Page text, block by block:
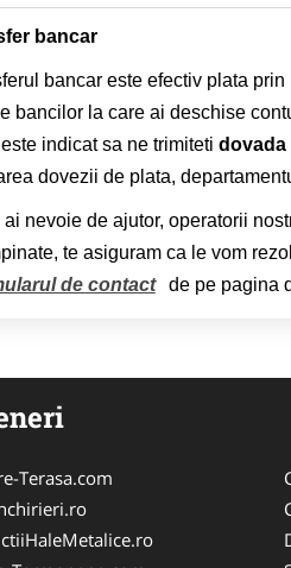
bancar
bancar este efectiv plata
bancilor la care ai deschise
indicat sa ne trimiteti dovada
dovezii de plata,
nevoie de ajutor, operatorii
te asiguram ca le vom
de contact
de pe pagina
Terasa.com